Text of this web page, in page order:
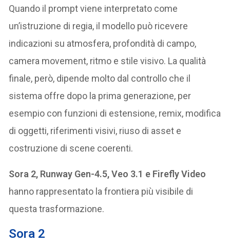
Quando il prompt viene interpretato come
un’istruzione di regia, il modello può ricevere
indicazioni su atmosfera, profondità di campo,
camera movement, ritmo e stile visivo. La qualità
finale, però, dipende molto dal controllo che il
sistema offre dopo la prima generazione, per
esempio con funzioni di estensione, remix, modifica
di oggetti, riferimenti visivi, riuso di asset e
costruzione di scene coerenti.
Sora 2, Runway Gen-4.5, Veo 3.1 e Firefly Video
hanno rappresentato la frontiera più visibile di
questa trasformazione.
Sora 2